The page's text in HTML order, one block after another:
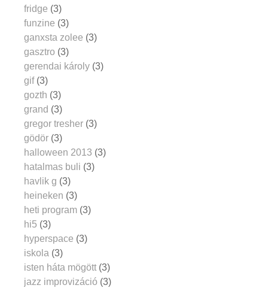
fridge (3)
funzine (3)
ganxsta zolee (3)
gasztro (3)
gerendai károly (3)
gif (3)
gozth (3)
grand (3)
gregor tresher (3)
gödör (3)
halloween 2013 (3)
hatalmas buli (3)
havlik g (3)
heineken (3)
heti program (3)
hi5 (3)
hyperspace (3)
iskola (3)
isten háta mögött (3)
jazz improvizáció (3)